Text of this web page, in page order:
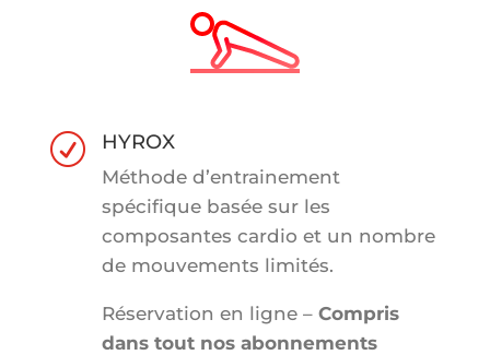
R HYROX
Méthode d’entrainement
spécifique basée sur les
composantes cardio et un nombre
de mouvements limités.
Réservation en ligne – Compris
dans tout nos abonnements